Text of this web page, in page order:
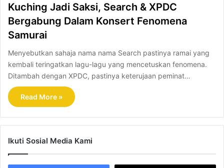
Kuching Jadi Saksi, Search & XPDC
Bergabung Dalam Konsert Fenomena
Samurai
Menyebutkan sahaja nama nama Search pastinya ramai yang
kembali teringatkan lagu-lagu yang mencetuskan fenomena.
Ditambah dengan XPDC, pastinya keterujaan peminat…
Read More »
Ikuti Sosial Media Kami